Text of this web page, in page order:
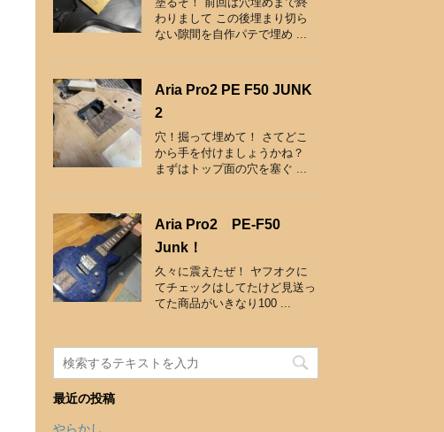
わりまして この後埋まり切ら
ない隙間を自作パテで埋め ...
Aria Pro2 PE F50 JUNK
2
穴！掘って埋めて！ さてどこ
から手を付けましょうかね？
まずはトップ面の穴を塞ぐ ...
Aria Pro2 PE-F50
Junk！
久々に震えたぜ！ ヤフオクに
てチェックはしてたけど見送っ
てた商品がいきなり100 ...
最近の投稿
やらかし